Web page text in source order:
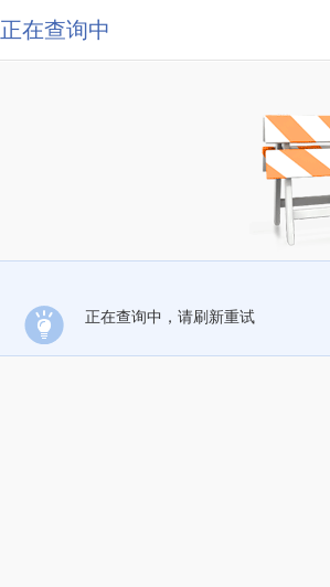
正在查询中
正在查询中，请刷新重试